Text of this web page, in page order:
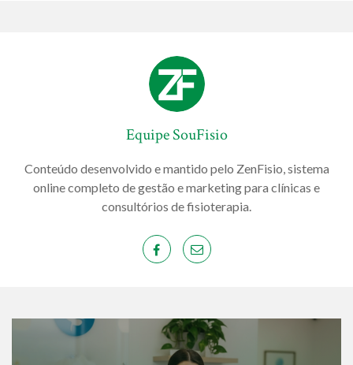
Equipe SouFisio
Conteúdo desenvolvido e mantido pelo ZenFisio, sistema
online completo de gestão e marketing para clínicas e
consultórios de fisioterapia.